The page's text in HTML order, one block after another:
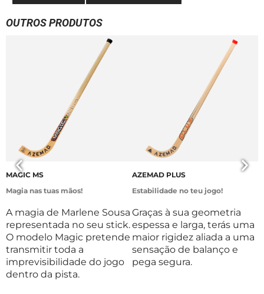
OUTROS PRODUTOS
MAGIC MS
Magia nas tuas mãos!
A magia de Marlene Sousa
representada no seu stick.
O modelo Magic pretende
transmitir toda a
imprevisibilidade do jogo
dentro da pista.
AZEMAD PLUS
Estabilidade no teu jogo!
Graças à sua geometria
espessa e larga, terás uma
maior rigidez aliada a uma
sensação de balanço e
pega segura.